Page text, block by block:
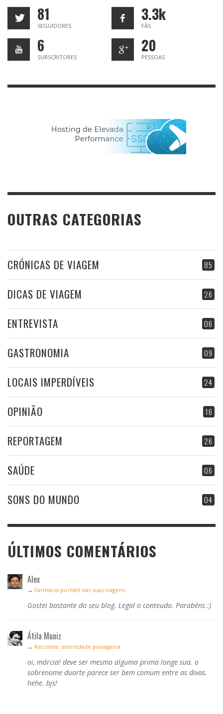
81
SEGUIDORES
3.3k
FÃS
6
SUBSCRITORES
20
PESSOAS
OUTRAS CATEGORIAS
85
CRÓNICAS DE VIAGEM
26
DICAS DE VIAGEM
06
ENTREVISTA
09
GASTRONOMIA
24
LOCAIS IMPERDÍVEIS
16
OPINIÃO
26
REPORTAGEM
06
SAÚDE
04
SONS DO MUNDO
ÚLTIMOS COMENTÁRIOS
Alex
→ Farmácia portátil nas suas viagens
Gostei bastante do seu blog. Legal o conteudo. Parabéns :)
Átila Muniz
→ Recoleta: eternidade passageira
oi, márcia! deve ser mesmo alguma prima longe sua. o
sobrenome duarte parece ser bem comum entre as divas.
hehe. bjs!